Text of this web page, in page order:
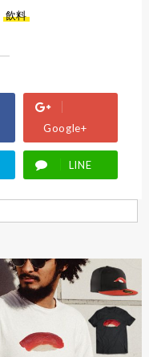
飲料
Google+
LINE